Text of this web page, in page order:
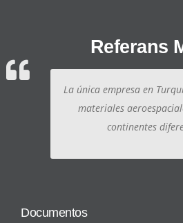
Referans
La única empresa en
materiales
continentes
Documentos